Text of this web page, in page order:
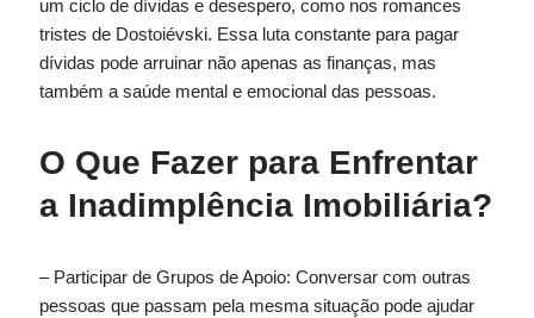
um ciclo de dívidas e desespero, como nos romances
tristes de Dostoiévski. Essa luta constante para pagar
dívidas pode arruinar não apenas as finanças, mas
também a saúde mental e emocional das pessoas.
O Que Fazer para Enfrentar
a Inadimplência Imobiliária?
– Participar de Grupos de Apoio: Conversar com outras
pessoas que passam pela mesma situação pode ajudar